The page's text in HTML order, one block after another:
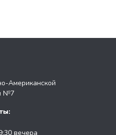
Американской
№7
вечера